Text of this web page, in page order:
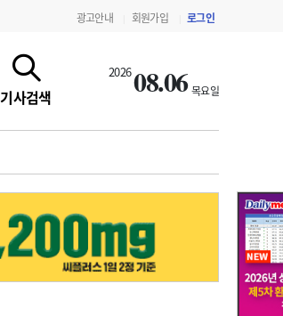
광고안내 회원가입 로그인
기사검색
202608.06 목요일